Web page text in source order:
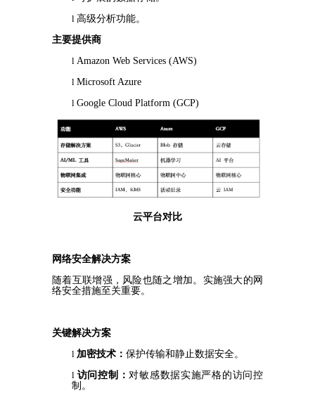
l 高级分析功能。
主要提供商
l Amazon Web Services (AWS)
l Microsoft Azure
l Google Cloud Platform (GCP)
云平台对比
网络安全解决方案
随着互联增强，风险也随之增加。实施强大的网
络安全措施至关重要。
关键解决方案
l 加密技术 ： 保护传输和静止数据安全。
l 访问控制：对敏感数据实施严格的访问控
制。